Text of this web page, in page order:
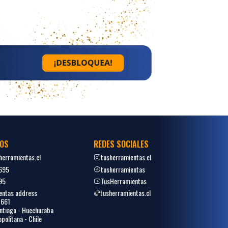
address
- Huechuraba
- Chile
REDES SOCIALES
tusherramientas.cl
tusherramientas
TusHerramientas
tusherramientas.cl